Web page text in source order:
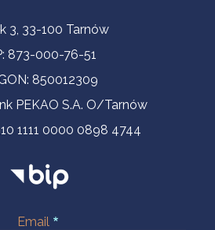
3, 33-100 Tarnów
873-000-76-51
850012309
PEKAO S.A. O/Tarnów
1111 0000 0898 4744
Email